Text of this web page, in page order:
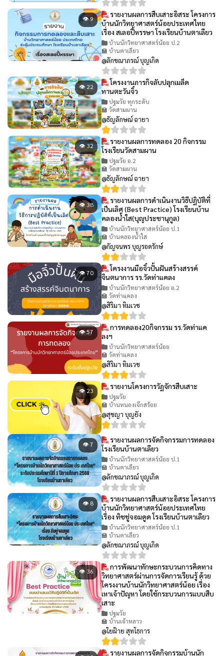
👁 9
รายงานผลการสืบเสาะอิสระ โครงการ
บ้านนักวิทยาศาสตร์น้อยประเทศไทย
เรื่อง สเลอปี้หรรษา โรงเรียนบ้านตาเลียว
บ้านนักวิทยาศาสตร์น้อย ป.2
🏫 บ้านตาเลียว
@ลักขณาภรณ์ บุญเกิด
👁 22
โครงงานภารกิจลับปลุกเมล็ด
ทานตะวันจิ๋ว
ปฐมวัย ทุกระดับ
🏫 วัดสามผาน
@ธัญลักษณ์ ฉายา
👁 32
รายงานผลการทดลอง 20 กิจกรรม
โรงเรียนวัดสามผาน
ปฐมวัย อ.2
🏫 วัดสามผาน
@ธัญลักษณ์ ฉายา
👁 38
รายงานผลการดำเนินงานวิธีปฏิบัติที่
เป็นเลิศ (Best Practice) โรงเรียนบ้าน
คลองน้ำใส(บุญประชานุกูล)
บ้านนักวิทยาศาสตร์น้อย ป.1
🏫 บ้านคลองน้ำใส
@กัญจนพร บุญรอดรักษ์
👁 70
โครงงานมือจิ๋วปั้นฝันสร้างสรรค์
จินตนาการ รร.วัดท่าแคลง
บ้านนักวิทยาศาสตร์น้อย อ.2
🏫 วัดท่าแคลง
@สิริมา ทิมเวช
👁 57
การทดลอง20กิจกรรม รร.วัดท่าแค
ลงฯ
บ้านนักวิทยาศาสตร์น้อย
🏫 วัดท่าแคลง
@สิริมา ทิมเวช
👁 23 รายงานโครงการวัฏจักรสืบเสาะ
ปฐมวัย
🏫 บ้านหนองเจ๊กสร้อย
@สุชญา บุญยัง
👁 7
รายงานผลการจัดกิจกรรมการทดลอง
โรงเรียนบ้านตาเลียว
บ้านนักวิทยาศาสตร์น้อย ป.1
🏫 บ้านตาเลียว
@ลักขณาภรณ์ บุญเกิด
👁 8
รายงานผลการสืบเสาะอิสระ โครงการ
บ้านนักวิทยาศาสตร์น้อยประเทศไทย
เรื่อง ทิชชู่จอมดูด โรงเรียนบ้านตาเลียว
บ้านนักวิทยาศาสตร์น้อย ป.1
🏫 บ้านตาเลียว
@ลักขณาภรณ์ บุญเกิด
👁 36
การพัฒนาทักษะกระบวนการคิดทาง
วิทยาศาสตร์ผ่านการจัดการเรียนรู้ ด้วย
โครงงานบ้านนักวิทยาศาสตร์น้อย เรื่อง
เหาเจ้าปัญหา โดยใช้กระบวนการแบบสืบ
เสาะ
ปฐมวัย
🏫 บ้านเจ้าหลาว
@ใยฝ้าย สุทโธการ
รายงานผลการจัดกิจกรรมบ้านนัก